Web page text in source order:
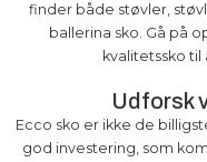
finder både støvler,
ballerina sko. Gå på
kvalitetssko
Udforsk
Ecco sko er ikke de
god investering, som